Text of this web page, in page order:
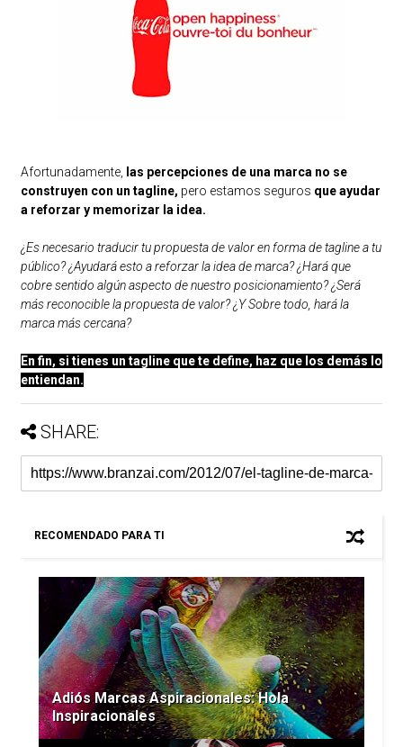
Afortunadamente, las percepciones de una marca no se
construyen con un tagline, pero estamos seguros que ayudar
a reforzar y memorizar la idea.
¿Es necesario traducir tu propuesta de valor en forma de tagline a tu
público? ¿Ayudará esto a reforzar la idea de marca? ¿Hará que
cobre sentido algún aspecto de nuestro posicionamiento? ¿Será
más reconocible la propuesta de valor? ¿Y Sobre todo, hará la
marca más cercana?
En fin, si tienes un tagline que te define, haz que los demás lo
entiendan.
SHARE:
RECOMENDADO PARA TI
Adiós Marcas Aspiracionales: Hola
Inspiracionales